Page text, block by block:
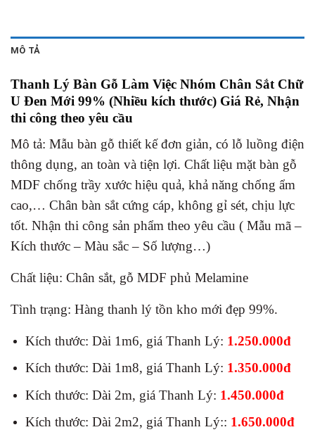
MÔ TẢ
Thanh Lý Bàn Gỗ Làm Việc Nhóm Chân Sắt Chữ
U Đen Mới 99% (Nhiều kích thước) Giá Rẻ, Nhận
thi công theo yêu cầu
Mô tả: Mẫu bàn gỗ thiết kế đơn giản, có lỗ luồng điện
thông dụng, an toàn và tiện lợi. Chất liệu mặt bàn gỗ
MDF chống trầy xước hiệu quả, khả năng chống ẩm
cao,… Chân bàn sắt cứng cáp, không gỉ sét, chịu lực
tốt. Nhận thi công sản phẩm theo yêu cầu ( Mẫu mã –
Kích thước – Màu sắc – Số lượng…)
Chất liệu: Chân sắt, gỗ MDF phủ Melamine
Tình trạng: Hàng thanh lý tồn kho mới đẹp 99%.
Kích thước: Dài 1m6, giá Thanh Lý: 1.250.000đ
Kích thước: Dài 1m8, giá Thanh Lý: 1.350.000đ
Kích thước: Dài 2m, giá Thanh Lý: 1.450.000đ
Kích thước: Dài 2m2, giá Thanh Lý:: 1.650.000đ